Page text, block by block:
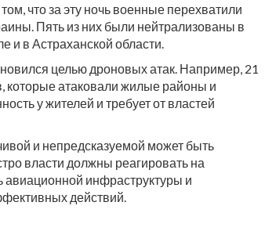
что за эту ночь военные перехватили
Пять из них были нейтрализованы в
и в Астраханской области.
целью дроновых атак. Например, 21
которые атаковали жилые районы и
у жителей и требует от властей
и непредсказуемой может быть
власти должны реагировать на
авиационной инфраструктуры и
действий.